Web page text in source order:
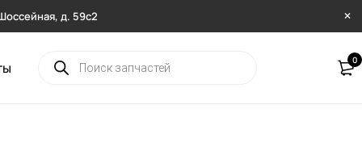
д. 59с2
0